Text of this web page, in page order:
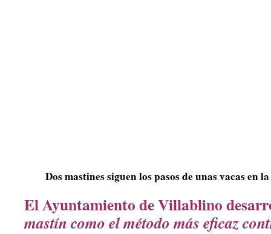
Dos mastines siguen los pasos de unas vacas en
El Ayuntamiento de Villablino
mastín como el método más eficaz